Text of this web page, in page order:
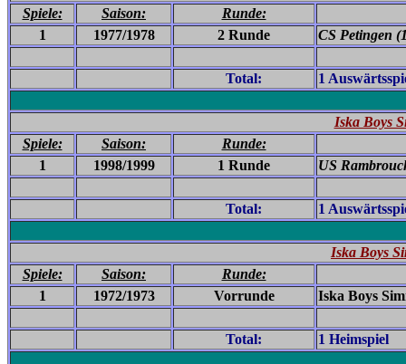
Spiele:
Saison:
Runde:
1
1977/1978 2 Runde CS Petingen
Total: 1
Iska Boys
Spiele:
Saison:
Runde:
1
1998/1999 1 Runde US
Total: 1
Iska Boys
Spiele:
Saison:
Runde:
1
1972/1973 Vorrunde Iska Boys
Total: 1 Heimspiel